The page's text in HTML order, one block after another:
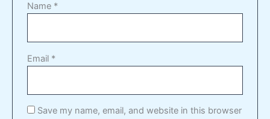
Name *
Email *
Save my name, email, and website in this browser